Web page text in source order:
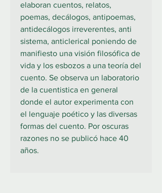
elaboran cuentos, relatos,
poemas, decálogos, antipoemas,
antidecálogos irreverentes, anti
sistema, anticlerical poniendo de
manifiesto una visión filosófica de
vida y los esbozos a una teoría del
cuento. Se observa un laboratorio
de la cuentistica en general
donde el autor experimenta con
el lenguaje poético y las diversas
formas del cuento. Por oscuras
razones no se publicó hace 40
años.